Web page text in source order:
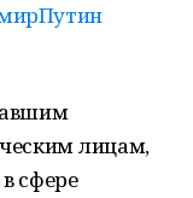
лицам,
сфере